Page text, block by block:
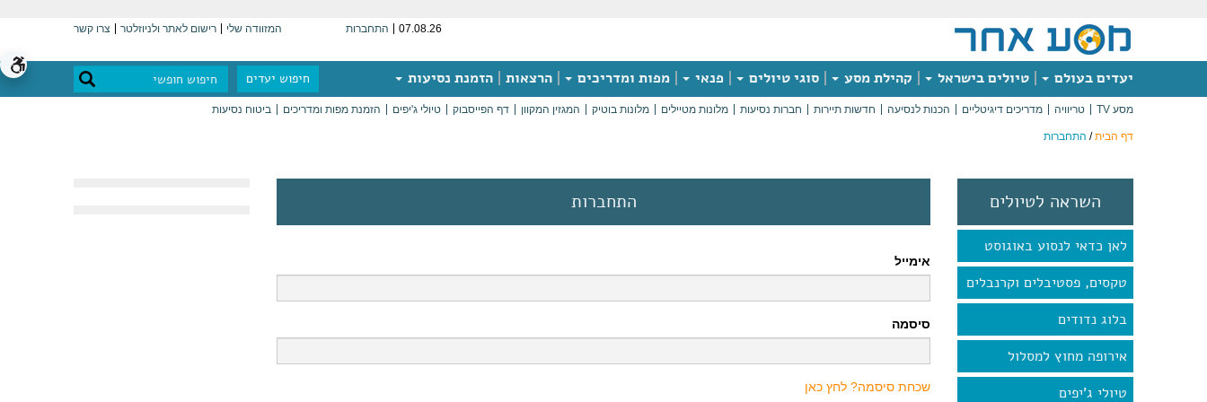
07.08.26 התחברות המזוודה שלי רישום לאתר ולניוזלטר צרו קשר
יעדים בעולם טיולים בישראל קהילת מסע סוגי טיולים פנאי מפות ומדריכים הרצאות הזמנת נסיעות חיפוש יעדים
מסע TV טריוויה מדריכים דיגיטליים הכנות לנסיעה חדשות תיירות חברות נסיעות מלונות מטיילים מלונות בוטיק המגזין המקוון דף הפייסבוק טיולי ג'יפים הזמנת מפות ומדריכים ביטוח נסיעות
דף הבית/ התחברות
השראה לטיולים
לאן כדאי לנסוע באוגוסט
טקסים, פסטיבלים וקרנבלים
בלוג נדודים
אירופה מחוץ למסלול
טיולי ג'יפים
התחברות
אימייל
סיסמה
שכחת סיסמה? לחץ כאן